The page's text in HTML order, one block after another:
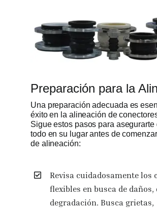
Preparación para la
Una preparación adecuada es
éxito en la alineación de
Sigue estos pasos para asegurarte
todo en su lugar antes de
de alineación:
Revisa cuidadosamente los
flexibles en busca de daños,
degradación. Busca grietas,